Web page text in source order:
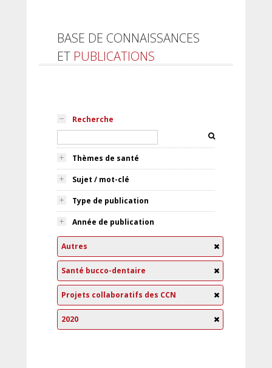
BASE DE CONNAISSANCES
ET PUBLICATIONS
Recherche
Thèmes de santé
Sujet / mot-clé
Type de publication
Année de publication
Autres
Santé bucco-dentaire
Projets collaboratifs des CCN
2020